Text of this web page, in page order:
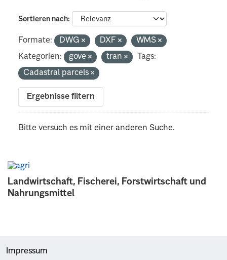
Landwirtschaft, Fischerei, Forstwirtschaft und
Nahrungsmittel
Sortieren nach
Formate: DWG DXF
WMS
Kategorien:
gove tran
Tags:
Cadastral parcels
Ergebnisse filtern
Bitte versuch es mit einer anderen Suche.
Impressum